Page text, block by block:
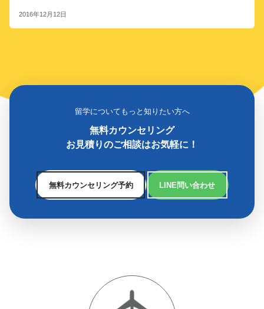
2016年12月12日
留学についてもっと知りたい方へ
無料カウンセリング
お見積りのご相談はお気軽に！
無料カウンセリング予約 LINE問い合わせ